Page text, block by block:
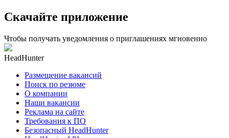
Скачайте приложение
Чтобы получать уведомления о приглашениях мгновенно
HeadHunter
Размещение вакансий
Поиск по резюме
О компании
Наши вакансии
Реклама на сайте
Требования к ПО
Безопасный HeadHunter